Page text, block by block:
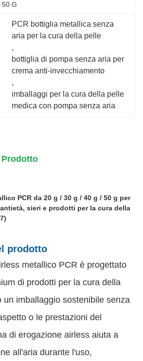
50 G
PCR bottiglia metallica senza
aria per la cura della pelle
,
bottiglia di pompa senza aria per
crema anti-invecchiamento
,
imballaggi per la cura della pelle
medica con pompa senza aria
Prodotto
PCR da 20 g / 30 g / 40 g / 50 g per
sieri e prodotti per la cura della
prodotto
metallico PCR è progettato
di prodotti per la cura della
un imballaggio sostenibile senza
o le prestazioni del
di erogazione airless aiuta a
all'aria durante l'uso,